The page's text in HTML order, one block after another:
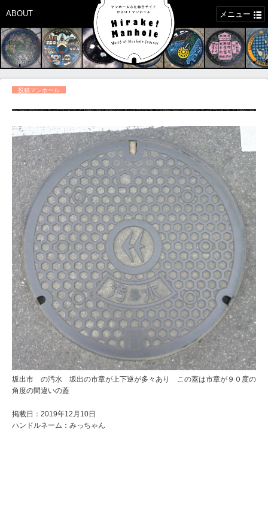
ABOUT メニュー
投稿マンホール
坂出市 の汚水 坂出の市章が上下逆が多々あり この蓋は市章が９０度の
角度の間違いの蓋
掲載日：2019年12月10日
ハンドルネーム：みっちゃん